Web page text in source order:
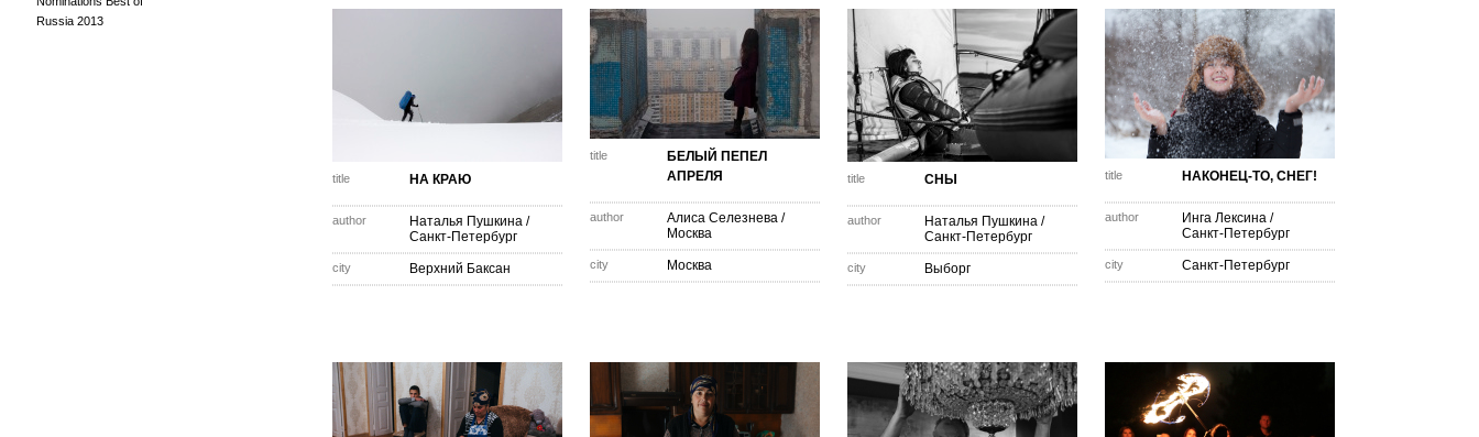
Russia 2013
title НА КРАЮ
author Наталья Пушкина /
Санкт-Петербург
city Верхний Баксан
title
БЕЛЫЙ ПЕПЕЛ
АПРЕЛЯ
author Алиса Селезнева /
Москва
city Москва
title СНЫ
author Наталья Пушкина /
Санкт-Петербург
city Выборг
title НАКОНЕЦ-ТО, СНЕГ!
author Инга Лексина /
Санкт-Петербург
city Санкт-Петербург